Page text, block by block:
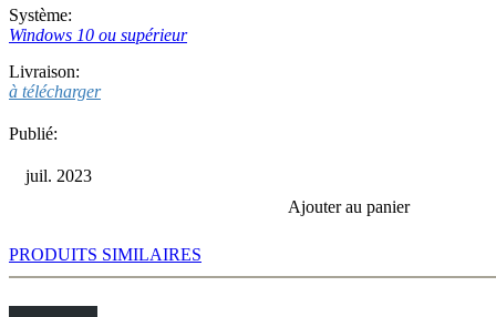
Système:
Windows 10 ou supérieur
Livraison:
à télécharger
Publié:
juil. 2023
Ajouter au panier
PRODUITS SIMILAIRES